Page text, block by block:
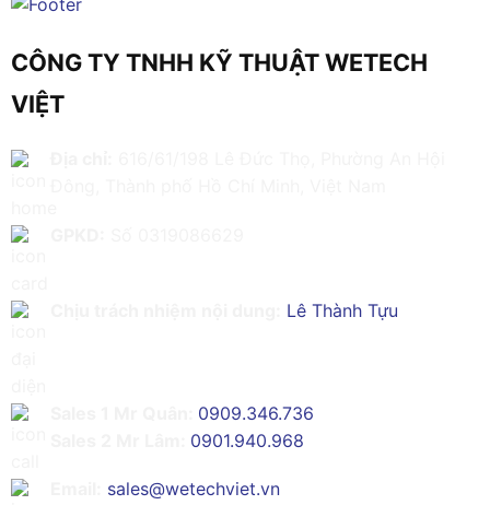
CÔNG TY TNHH KỸ THUẬT WETECH
VIỆT
Lê Thành Tựu
0909.346.736
0901.940.968
sales@wetechviet.vn